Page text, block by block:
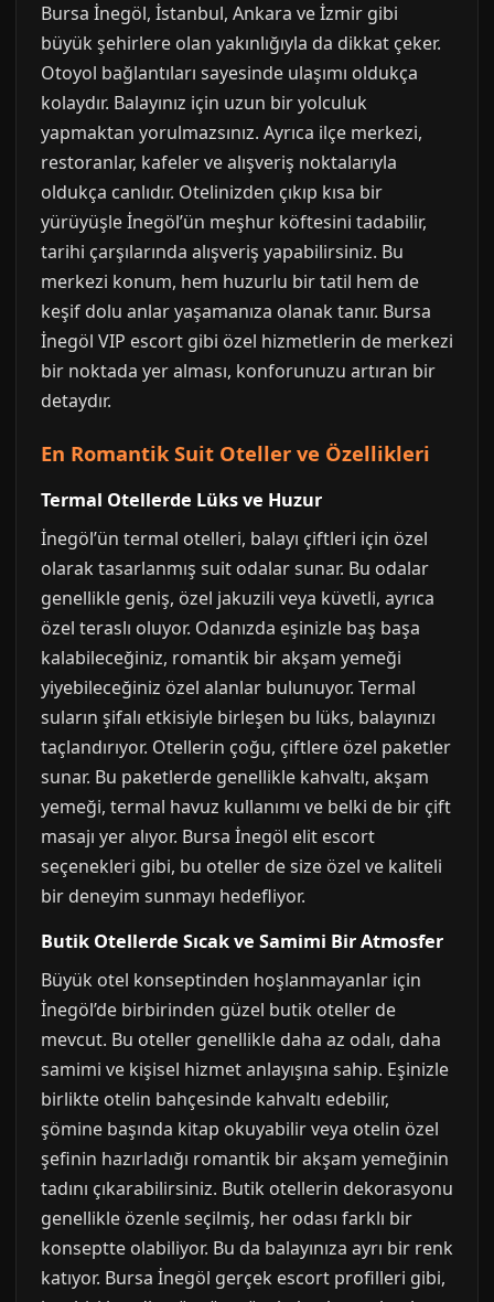
Bursa İnegöl, İstanbul, Ankara ve İzmir gibi
büyük şehirlere olan yakınlığıyla da dikkat çeker.
Otoyol bağlantıları sayesinde ulaşımı oldukça
kolaydır. Balayınız için uzun bir yolculuk
yapmaktan yorulmazsınız. Ayrıca ilçe merkezi,
restoranlar, kafeler ve alışveriş noktalarıyla
oldukça canlıdır. Otelinizden çıkıp kısa bir
yürüyüşle İnegöl’ün meşhur köftesini tadabilir,
tarihi çarşılarında alışveriş yapabilirsiniz. Bu
merkezi konum, hem huzurlu bir tatil hem de
keşif dolu anlar yaşamanıza olanak tanır. Bursa
İnegöl VIP escort gibi özel hizmetlerin de merkezi
bir noktada yer alması, konforunuzu artıran bir
detaydır.
En Romantik Suit Oteller ve Özellikleri
Termal Otellerde Lüks ve Huzur
İnegöl’ün termal otelleri, balayı çiftleri için özel
olarak tasarlanmış suit odalar sunar. Bu odalar
genellikle geniş, özel jakuzili veya küvetli, ayrıca
özel teraslı oluyor. Odanızda eşinizle baş başa
kalabileceğiniz, romantik bir akşam yemeği
yiyebileceğiniz özel alanlar bulunuyor. Termal
suların şifalı etkisiyle birleşen bu lüks, balayınızı
taçlandırıyor. Otellerin çoğu, çiftlere özel paketler
sunar. Bu paketlerde genellikle kahvaltı, akşam
yemeği, termal havuz kullanımı ve belki de bir çift
masajı yer alıyor. Bursa İnegöl elit escort
seçenekleri gibi, bu oteller de size özel ve kaliteli
bir deneyim sunmayı hedefliyor.
Butik Otellerde Sıcak ve Samimi Bir Atmosfer
Büyük otel konseptinden hoşlanmayanlar için
İnegöl’de birbirinden güzel butik oteller de
mevcut. Bu oteller genellikle daha az odalı, daha
samimi ve kişisel hizmet anlayışına sahip. Eşinizle
birlikte otelin bahçesinde kahvaltı edebilir,
şömine başında kitap okuyabilir veya otelin özel
şefinin hazırladığı romantik bir akşam yemeğinin
tadını çıkarabilirsiniz. Butik otellerin dekorasyonu
genellikle özenle seçilmiş, her odası farklı bir
konseptte olabiliyor. Bu da balayınıza ayrı bir renk
katıyor. Bursa İnegöl gerçek escort profilleri gibi,